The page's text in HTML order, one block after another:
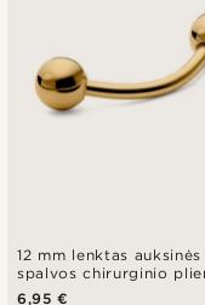
12 mm lenktas auksinės
spalvos chirurginio
strypelis su rutuliuku
6,95 €